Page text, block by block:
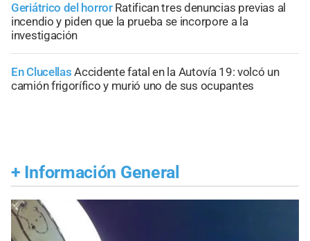
Geriátrico del horror Ratifican tres denuncias previas al
incendio y piden que la prueba se incorpore a la
investigación
En Clucellas Accidente fatal en la Autovía 19: volcó un
camión frigorífico y murió uno de sus ocupantes
+ Información General